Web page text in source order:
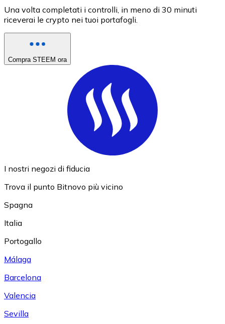
Una volta completati i controlli, in meno di 30 minuti
riceverai le crypto nei tuoi portafogli.
Compra STEEM ora
I nostri negozi di fiducia
Trova il punto Bitnovo più vicino
Spagna
Italia
Portogallo
Málaga
Barcelona
Valencia
Sevilla